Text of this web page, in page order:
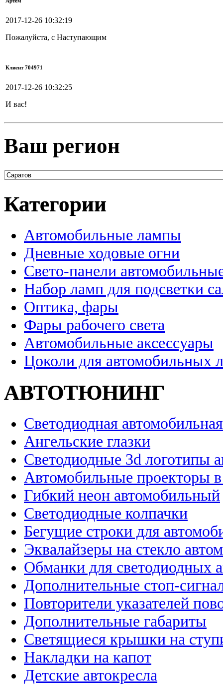
2017-12-26 10:32:19
Пожалуйста, с Наступающим
Клиент 704971
2017-12-26 10:32:25
И вас!
Ваш регион
Категории
Автомобильные лампы
Дневные ходовые огни
Свето-панели
Набор ламп для подсветки
Оптика, фары
Фары рабочего света
Автомобильные аксессуары
Цоколи для автомобильных
АВТОТЮНИНГ
Светодиодная
Ангельские глазки
Светодиодные 3d логотипы
Автомобильные проекторы
Гибкий неон автомобильный
Светодиодные колпачки
Бегущие строки для
Эквалайзеры на стекло
Обманки для светодиодных
Дополнительные стоп-
Повторители указателей
Дополнительные габариты
Светящиеся крышки на
Накладки на капот
Детские автокресла